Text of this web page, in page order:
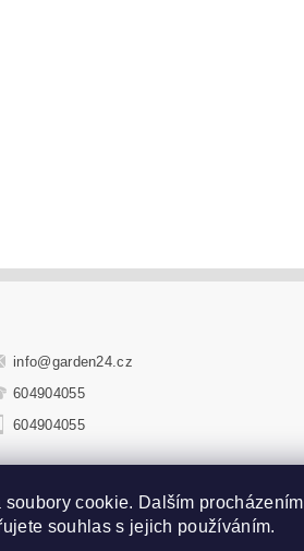
info@garden24.cz
604904055
604904055
soupravy Zahradní houpačky |
soubory cookie. Dalším procházením
souhlas s jejich používáním.